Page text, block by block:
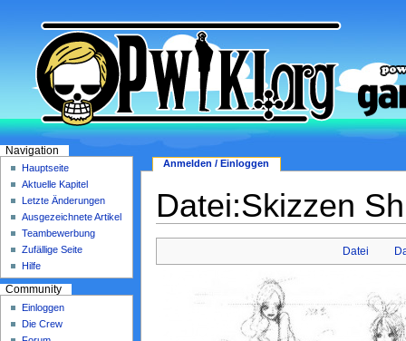
Datei:Skizzen
Datei
Anmelden / Einloggen
Navigation
Hauptseite
Aktuelle Kapitel
Letzte Änderungen
Ausgezeichnete Artikel
Teambewerbung
Zufällige Seite
Hilfe
Community
Einloggen
Die Crew